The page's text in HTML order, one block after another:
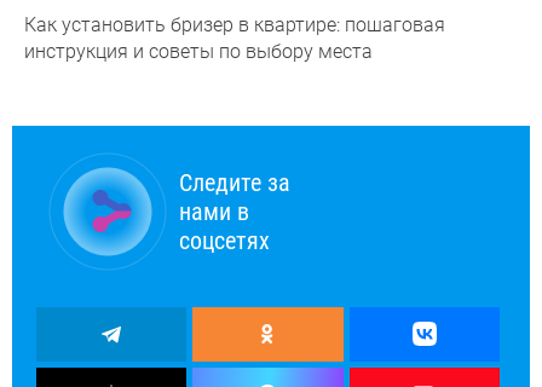
Как установить бризер в квартире: пошаговая
инструкция и советы по выбору места
Следите за
нами в
соцсетях